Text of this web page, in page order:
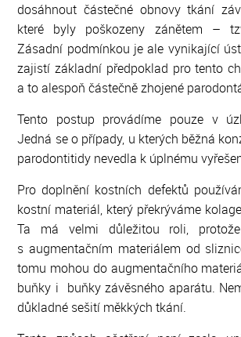
dosáhnout částečné obnovy tkání
které byly poškozeny zánětem –
Zásadní podmínkou je ale vynikající
zajistí základní předpoklad pro tento
a to alespoň částečně zhojené
Tento postup provádíme pouze v
Jedná se o případy, u kterých běžná
parodontitidy nevedla k úplnému
Pro doplnění kostních defektů
kostní materiál, který překrýváme
Ta má velmi důležitou roli,
s augmentačním materiálem od
tomu mohou do augmentačního
buňky i buňky závěsného aparátu.
důkladné sešití měkkých tkání.